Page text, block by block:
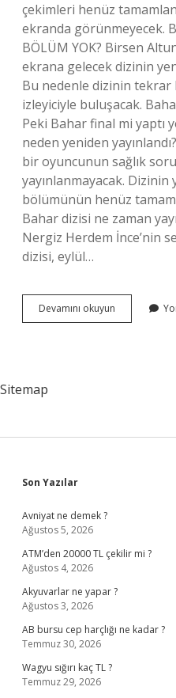
çekimleri henüz
ekranda görünmeyecek.
BÖLÜM YOK? Birsen
ekrana gelecek dizinin
Bu nedenle dizinin tekrar
izleyiciyle buluşacak.
Peki Bahar final mi yaptı
neden yeniden
bir oyuncunun sağlık
yayınlanmayacak. Dizinin
bölümünün henüz
Bahar dizisi ne zaman
Nergiz Herdem İnce’nin
dizisi, eylül…
Devamını okuyun
Neden
Sitemap
Sidebar
Son Yazılar
Avniyat ne demek ?
Ağustos 5, 2026
ATM’den 20000 TL çekilir mi ?
Ağustos 4, 2026
Akyuvarlar ne yapar ?
Ağustos 3, 2026
AB bursu cep harçlığı ne kadar ?
Temmuz 30, 2026
Wagyu sığırı kaç TL ?
Temmuz 29, 2026